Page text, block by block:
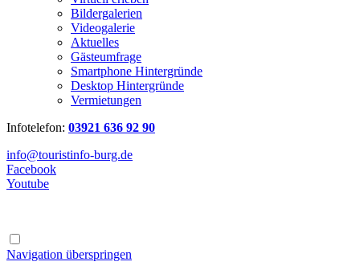
Bildergalerien
Videogalerie
Aktuelles
Gästeumfrage
Smartphone Hintergründe
Desktop Hintergründe
Vermietungen
Infotelefon: 03921 636 92 90
info@touristinfo-burg.de
Facebook
Youtube
Navigation überspringen